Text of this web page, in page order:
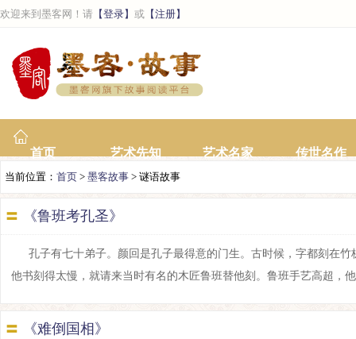
欢迎来到墨客网！请 【登录】 或 【注册】
首页 艺术先知 艺术名家 传世名作
当前位置： 首页 > 墨客故事 > 谜语故事
〓 《鲁班考孔圣》
孔子有七十弟子。颜回是孔子最得意的门生。古时候，字都刻在
他书刻得太慢，就请来当时有名的木匠鲁班替他刻。鲁班手艺高超，
〓 《难倒国相》